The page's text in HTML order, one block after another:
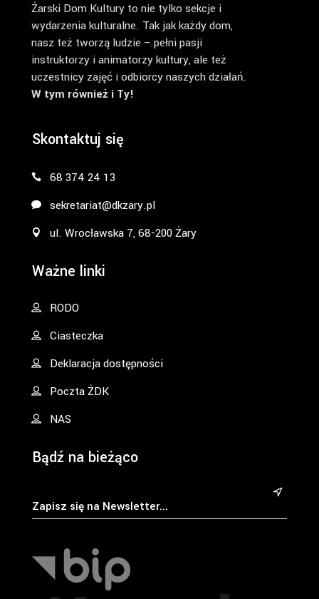
Żarski Dom Kultury to nie tylko sekcje i
wydarzenia kulturalne. Tak jak każdy dom,
nasz też tworzą ludzie – pełni pasji
instruktorzy i animatorzy kultury, ale też
uczestnicy zajęć i odbiorcy naszych działań.
W tym również i Ty!
Skontaktuj się
68 374 24 13
sekretariat@dkzary.pl
ul. Wrocławska 7, 68-200 Żary
Ważne linki
RODO
Ciasteczka
Deklaracja dostępności
Poczta ŻDK
NAS
Bądź na bieżąco
&